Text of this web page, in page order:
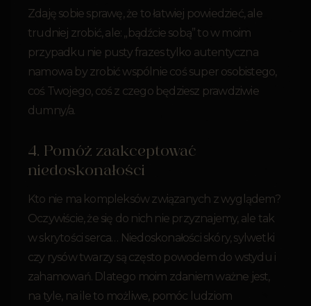
Zdaję sobie sprawę, że to łatwiej powiedzieć, ale
trudniej zrobić, ale: „bądźcie sobą” to w moim
przypadku nie pusty frazes tylko autentyczna
namowa by zrobić wspólnie coś super osobistego,
coś Twojego, coś z czego będziesz prawdziwie
dumny/a.
4. Pomóż zaakceptować
niedoskonałości
Kto nie ma kompleksów związanych z wyglądem?
Oczywiście, że się do nich nie przyznajemy, ale tak
w skrytości serca… Niedoskonałości skóry, sylwetki
czy rysów twarzy są często powodem do wstydu i
zahamowań. Dlatego moim zdaniem ważne jest,
na tyle, na ile to możliwe, pomóc ludziom